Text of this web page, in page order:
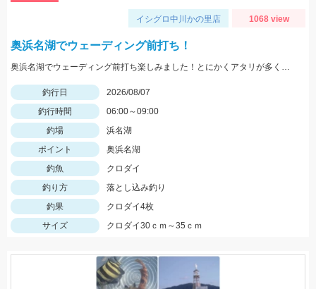
イシグロ中川かの里店 1068 view
奥浜名湖でウェーディング前打ち！
奥浜名湖でウェーディング前打ち楽しみました！とにかくアタリが多くて面白い！クロダイの力強い引きを楽しめます！
釣行日
2026/08/07
釣行時間
06:00～09:00
釣場
浜名湖
ポイント
奥浜名湖
釣魚
クロダイ
釣り方
落とし込み釣り
釣果
クロダイ4枚
サイズ
クロダイ30ｃｍ～35ｃｍ